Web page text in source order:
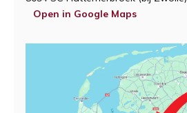
Open in Google Maps